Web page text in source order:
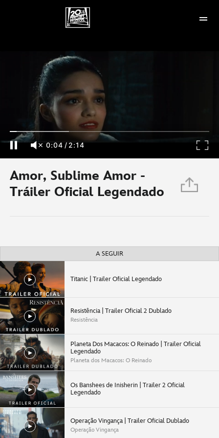
0:04 / 2:14
Amor, Sublime Amor -
Tráiler Oficial Legendado
A SEGUIR
Titanic | Trailer Oficial Legendado
Resistência | Trailer Oficial 2 Dublado
Resistência
Planeta Dos Macacos: O Reinado | Trailer Oficial
Legendado
Planeta dos Macacos: O Reinado
Os Banshees de Inisherin | Trailer 2 Oficial
Legendado
Operação Vingança | Trailer Oficial Dublado
Operação Vingança